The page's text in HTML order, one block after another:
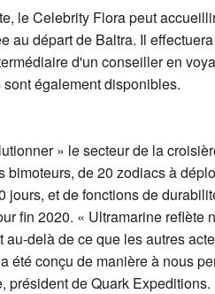
le Celebrity Flora peut
au départ de Baltra. Il
d'un conseiller en
également disponibles.
» le secteur de la
de 20 zodiacs à
jours, et de fonctions de
fin 2020. « Ultramarine
delà de ce que les autres
été conçu de manière à nous
président de Quark Expeditions.